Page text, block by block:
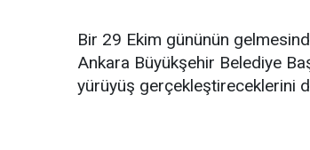
Bir 29 Ekim gününün
Ankara Büyükşehir Belediye
yürüyüş gerçekleştireceklerini